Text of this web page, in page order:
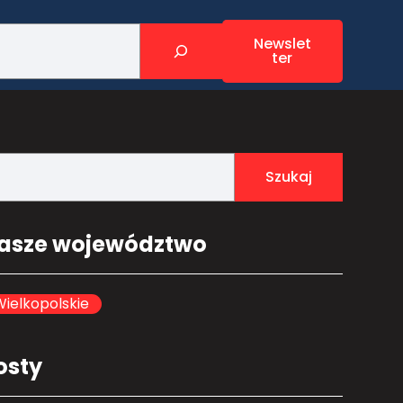
Newslet
ter
Szukaj
województwo